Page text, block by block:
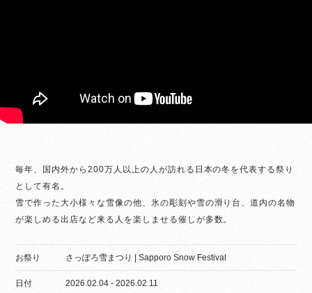
毎年、国内外から200万人以上の人が訪れる日本の冬を代表する祭り
として有名。
雪で作った大小様々な雪像の他、氷の彫刻や雪の滑り台、道内の名物
が楽しめる出店など来る人を楽しませる催しが多数。
お祭り さっぽろ雪まつり | Sapporo Snow Festival
日付 2026.02.04 - 2026.02.11